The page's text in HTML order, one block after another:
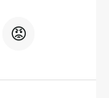
😡